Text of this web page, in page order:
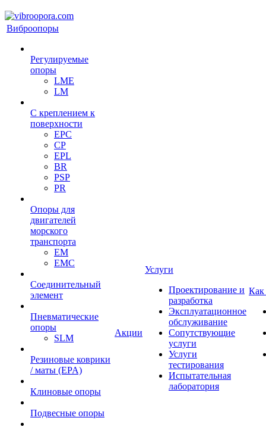
Виброопоры
Регулируемые
опоры
LME
LM
С креплением к
поверхности
EPC
CP
EPL
BR
PSP
PR
Опоры для
двигателей
морского
транспорта
EM
EMC
Cоединительный
элемент
Пневматические
опоры
SLM
Резиновые коврики
/ маты (EPA)
Клиновые опоры
Подвесные опоры
Акции
Услуги
Проектирование и
разработка
Эксплуатационное
обслуживание
Сопутствующие
услуги
Услуги
тестирования
Испытательная
лаборатория
Как